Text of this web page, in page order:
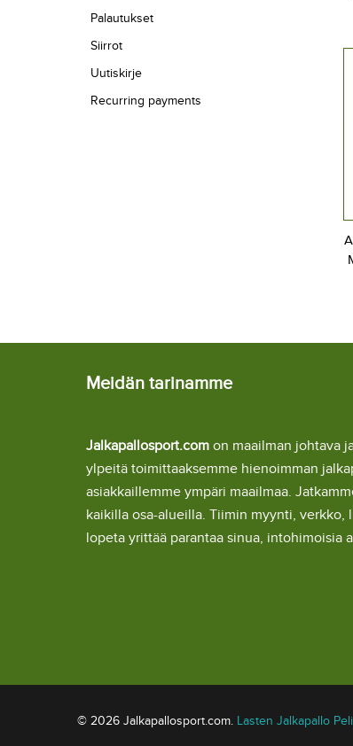
Palautukset
Siirrot
Uutiskirje
Recurring payments
Meidän tarinamme
Jalkapallosport.com on maailman johtava
ylpeitä toimittaaksemme hienoimman
asiakkaillemme ympäri maailmaa.
kaikilla osa-alueilla. Tiimin myynti, verkko,
lopeta yrittää parantaa sinua, intohimoisia
© 2026 Jalkapallosport.com. Lasten Jalkapallo